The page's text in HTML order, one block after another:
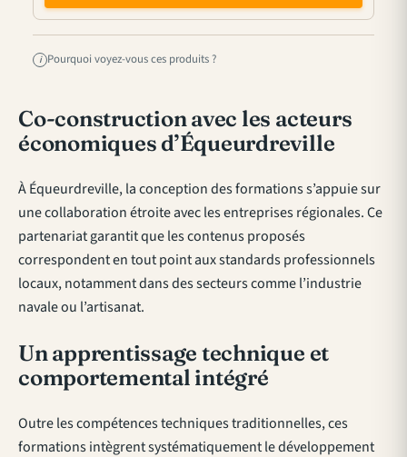
i Pourquoi voyez-vous ces produits ?
Co-construction avec les acteurs
économiques d’Équeurdreville
À Équeurdreville, la conception des formations s’appuie sur
une collaboration étroite avec les entreprises régionales. Ce
partenariat garantit que les contenus proposés
correspondent en tout point aux standards professionnels
locaux, notamment dans des secteurs comme l’industrie
navale ou l’artisanat.
Un apprentissage technique et
comportemental intégré
Outre les compétences techniques traditionnelles, ces
formations intègrent systématiquement le développement